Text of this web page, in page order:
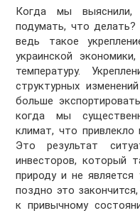
Когда мы выяснили,
подумать, что
ведь такое
украинской
температуру.
структурных
больше
когда мы
климат, что
Это результат
инвесторов, который
природу и не
поздно это
к привычному